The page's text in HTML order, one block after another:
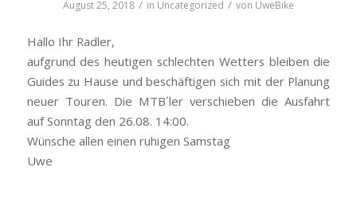
August 25, 2018 / in Uncategorized / von UweBike
Hallo Ihr Radler,
aufgrund des heutigen schlechten Wetters bleiben die
Guides zu Hause und beschäftigen sich mit der Planung
neuer Touren. Die MTB´ler verschieben die Ausfahrt
auf Sonntag den 26.08. 14:00.
Wünsche allen einen ruhigen Samstag
Uwe